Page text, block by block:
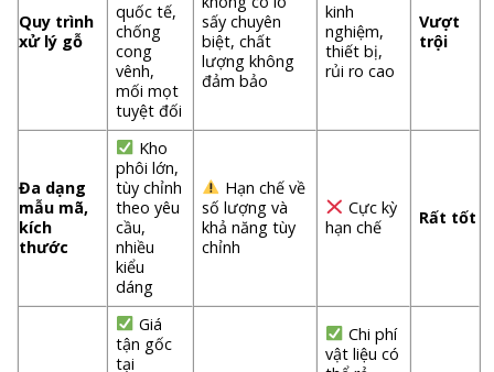
Quy trình
xử lý gỗ
quốc tế,
chống
cong
vênh,
mối mọt
tuyệt đối
sấy chuyên
biệt, chất
lượng không
đảm bảo
kinh
nghiệm,
thiết bị,
rủi ro cao
Vượt
trội
Đa dạng
mẫu mã,
kích
thước
Kho
phôi lớn,
tùy chỉnh
theo yêu
cầu,
nhiều
kiểu
dáng
Hạn chế về
số lượng và
khả năng tùy
chỉnh
Cực kỳ
hạn chế
Rất tốt
Giá
tận gốc
tại
Chi phí
vật liệu có